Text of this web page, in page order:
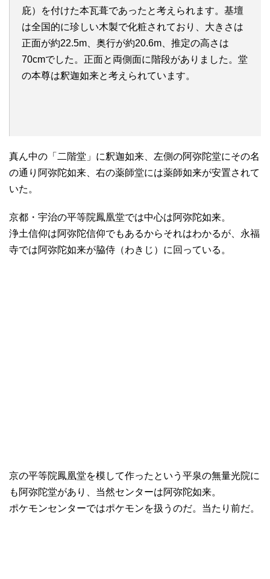
庇）を付けた本瓦葺であったと考えられます。基壇
は全国的に珍しい木製で化粧されており、大きさは
正面が約22.5m、奥行が約20.6m、推定の高さは
70cmでした。正面と両側面に階段がありました。堂
の本尊は釈迦如来と考えられています。
真ん中の「二階堂」に釈迦如来、左側の阿弥陀堂にその名
の通り阿弥陀如来、右の薬師堂には薬師如来が安置されて
いた。
京都・宇治の平等院鳳凰堂では中心は阿弥陀如来。
浄土信仰は阿弥陀信仰でもあるからそれはわかるが、永福
寺では阿弥陀如来が脇侍（わきじ）に回っている。
京の平等院鳳凰堂を模して作ったという平泉の無量光院に
も阿弥陀堂があり、当然センターは阿弥陀如来。
ポケモンセンターではポケモンを扱うのだ。当たり前だ。